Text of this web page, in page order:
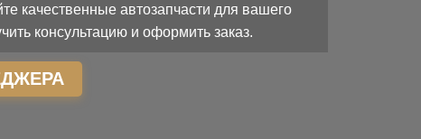
качественные автозапчасти для вашего
консультацию и оформить заказ.